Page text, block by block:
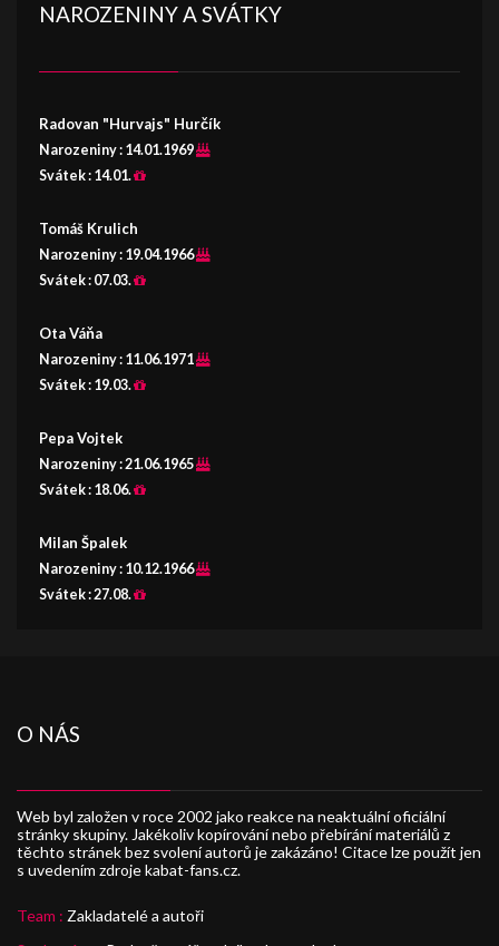
NAROZENINY A SVÁTKY
Radovan "Hurvajs" Hurčík
Narozeniny : 14.01.1969
Svátek : 14.01.
Tomáš Krulich
Narozeniny : 19.04.1966
Svátek : 07.03.
Ota Váňa
Narozeniny : 11.06.1971
Svátek : 19.03.
Pepa Vojtek
Narozeniny :21.06.1965
Svátek : 18.06.
Milan Špalek
Narozeniny : 10.12.1966
Svátek :27.08.
O NÁS
Web byl založen v roce 2002 jako reakce na neaktuální oficiální
stránky skupiny. Jakékoliv kopírování nebo přebírání materiálů z
těchto stránek bez svolení autorů je zakázáno! Citace lze použít jen
s uvedením zdroje kabat-fans.cz.
Team : Zakladatelé a autoři